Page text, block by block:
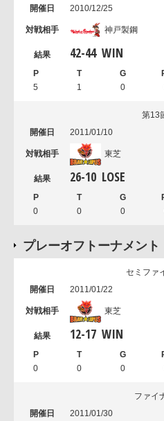
2010/12/25
神戸製鋼
42-44 WIN
5 1 0
第13
2011/01/10
東芝
26-10 LOSE
0 0 0
プレーオフトーナメント
セミファ
2011/01/22
東芝
12-17 WIN
0 0 0
ファイ
2011/01/30